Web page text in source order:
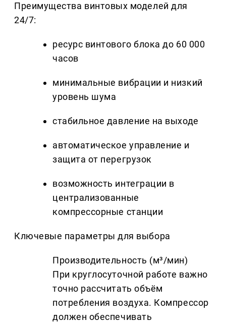
Преимущества винтовых моделей для
24/7:
ресурс винтового блока до 60 000
часов
минимальные вибрации и низкий
уровень шума
стабильное давление на выходе
автоматическое управление и
защита от перегрузок
возможность интеграции в
централизованные
компрессорные станции
Ключевые параметры для выбора
Производительность (м³/мин)
При круглосуточной работе важно
точно рассчитать объём
потребления воздуха. Компрессор
должен обеспечивать